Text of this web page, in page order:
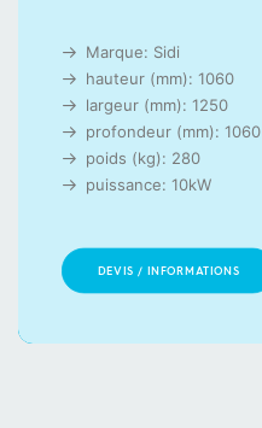
Marque: Sidi
hauteur (mm): 1060
largeur (mm): 1250
profondeur (mm): 1060
poids (kg): 280
puissance: 10kW
DEVIS / INFORMATIONS